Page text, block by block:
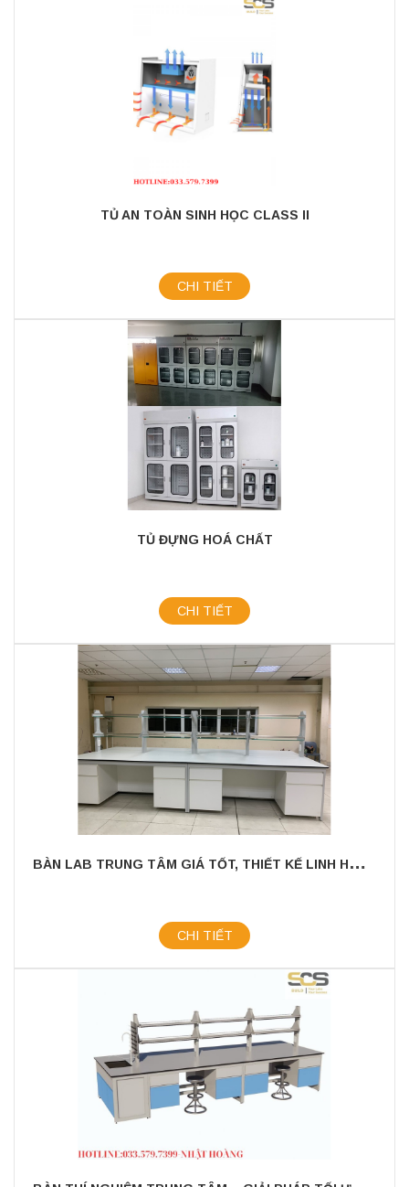
TỦ AN TOÀN SINH HỌC CLASS II
CHI TIẾT
TỦ ĐỰNG HOÁ CHẤT
CHI TIẾT
B
ÀN LAB TRUNG TÂM GIÁ TỐT, THIẾT KẾ LINH HOẠT, PHÙ HỢP TIÊU CHUẨN GMP/GLP – GIAO HÀNG VÀ THI CÔNG TRỌN GÓI TOÀN QUỐC
CHI TIẾT